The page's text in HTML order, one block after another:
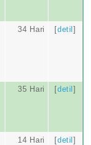
34 Hari [detil]
35 Hari [detil]
14 Hari [detil]